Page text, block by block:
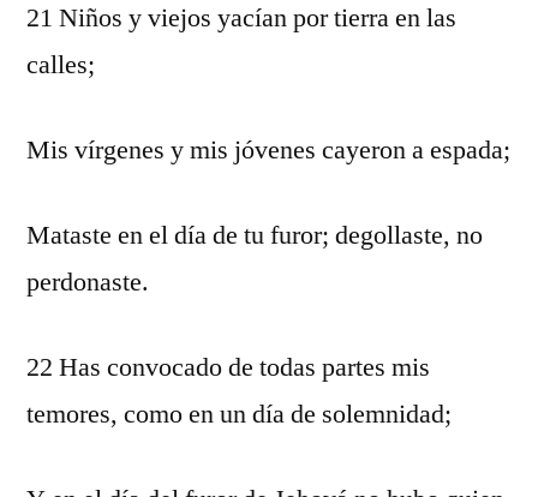
21 Niños y viejos yacían por tierra en las
calles;
Mis vírgenes y mis jóvenes cayeron a espada;
Mataste en el día de tu furor; degollaste, no
perdonaste.
22 Has convocado de todas partes mis
temores, como en un día de solemnidad;